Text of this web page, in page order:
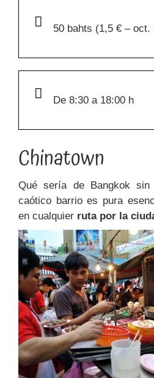
50 bahts (1,5 € – oct.
De 8:30 a 18:00 h
Chinatown
Qué sería de Bangkok sin
caótico barrio es pura
en cualquier ruta por la